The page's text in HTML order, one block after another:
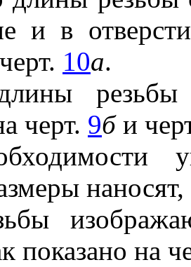
и в
10а.
черт. 9би
показано на